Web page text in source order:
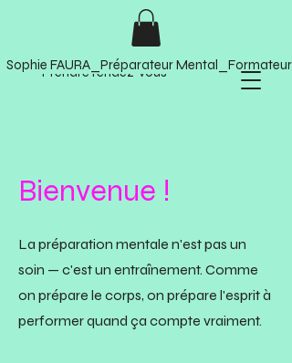
Prendre rendez-vous
Sophie FAURA_Préparateur Mental_Formateur
Bienvenue !
La préparation mentale n'est pas un
soin — c'est un entraînement. Comme
on prépare le corps, on prépare l'esprit à
performer quand ça compte vraiment.